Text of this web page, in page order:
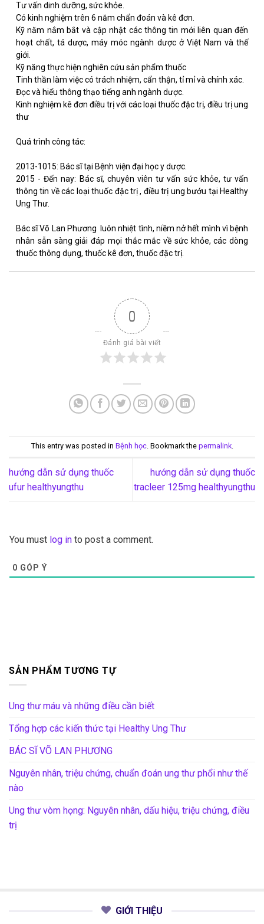
Tư vấn dinh dưỡng, sức khỏe.
Có kinh nghiệm trên 6 năm chẩn đoán và kê đơn.
Kỹ năm nắm bắt và cập nhật các thông tin mới liên quan đến
hoạt chất, tá dược, máy móc ngành dược ở Việt Nam và thế
giới.
Kỹ năng thực hiện nghiên cứu sản phẩm thuốc
Tinh thần làm việc có trách nhiệm, cẩn thận, tỉ mỉ và chính xác.
Đọc và hiểu thông thạo tiếng anh ngành dược.
Kinh nghiệm kê đơn điều trị với các loại thuốc đặc trị, điều trị ung
thư
Quá trình công tác:
2013-1015: Bác sĩ tại Bệnh viện đại học y dược.
2015 - Đến nay: Bác sĩ, chuyên viên tư vấn sức khỏe, tư vấn
thông tin về các loại thuốc đặc trị , điều trị ung bướu tại Healthy
Ung Thư.
Bác sĩ Võ Lan Phương luôn nhiệt tình, niềm nở hết mình vì bệnh
nhân sẵn sàng giải đáp mọi thắc mắc về sức khỏe, các dòng
thuốc thông dụng, thuốc kê đơn, thuốc đặc trị.
0
Đánh giá bài viết
This entry was posted in Bệnh học. Bookmark the permalink.
hướng dẫn sử dụng thuốc
ufur healthyungthu
hướng dẫn sử dụng thuốc
tracleer 125mg healthyungthu
You must log in to post a comment.
0 GÓP Ý
SẢN PHẨM TƯƠNG TỰ
Ung thư máu và những điều cần biết
Tổng hợp các kiến thức tại Healthy Ung Thư
BÁC SĨ VÕ LAN PHƯƠNG
Nguyên nhân, triệu chứng, chuẩn đoán ung thư phổi như thế
nào
Ung thư vòm họng: Nguyên nhân, dấu hiệu, triệu chứng, điều
trị
GIỚI THIỆU